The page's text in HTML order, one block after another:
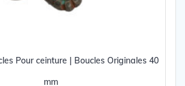
Pour ceinture | Boucles Originales 40
mm